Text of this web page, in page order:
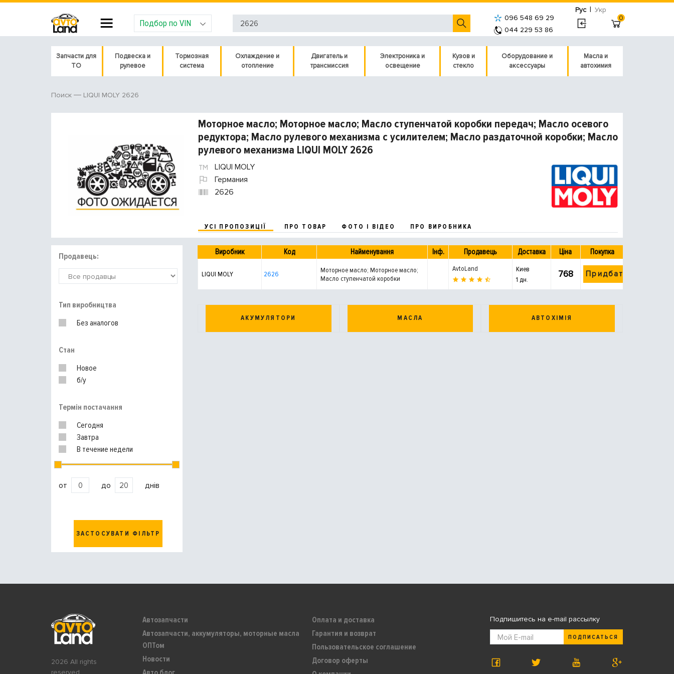
Рус | Укр
Подбор по VIN
096 548 69 29
044 229 53 86
0
Запчасти для
ТО
Подвеска и
рулевое
Тормозная
система
Охлаждение и
отопление
Двигатель и
трансмиссия
Электроника и
освещение
Кузов и
стекло
Оборудование и
аксессуары
Масла и
автохимия
Поиск LIQUI MOLY 2626
Моторное масло; Моторное масло; Масло ступенчатой коробки передач; Масло осевого
редуктора; Масло рулевого механизма с усилителем; Масло раздаточной коробки; Масло
рулевого механизма LIQUI MOLY 2626
LIQUI MOLY
Германия
2626
УСІ ПРОПОЗИЦІЇ ПРО ТОВАР ФОТО І ВІДЕО ПРО ВИРОБНИКА
Продавець:
Тип виробництва
Без аналогов
Стан
Новое
б/у
Термін постачання
Сегодня
Завтра
В течение недели
от до днів
ЗАСТОСУВАТИ ФІЛЬТР
Виробник Код Найменування Інф. Продавець Доставка Ціна Покупка
LIQUI MOLY 2626
Моторное масло; Моторное масло;
Масло ступенчатой коробки
усилителем; Масло раздаточной
AvtoLand
Киев
1 дн.
768 Придбати
АКУМУЛЯТОРИ МАСЛА АВТОХІМІЯ
2026 All rights
reserved
Автозапчасти
Автозапчасти, аккумуляторы, моторные масла
ОПТом
Новости
Оплата и доставка
Гарантия и возврат
Пользовательское соглашение
Договор оферты
Подпишитесь на e-mail рассылку
ПОДПИСАТЬСЯ